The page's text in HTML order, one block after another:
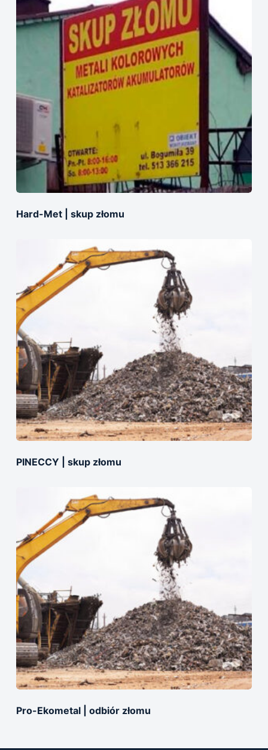
Hard-Met | skup złomu
PINECCY | skup złomu
Pro-Ekometal | оdbiór złomu